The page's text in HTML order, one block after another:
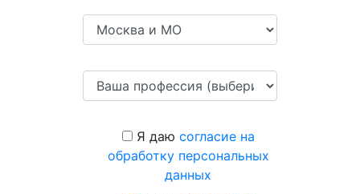
Я даю согласие на
обработку персональных
данных